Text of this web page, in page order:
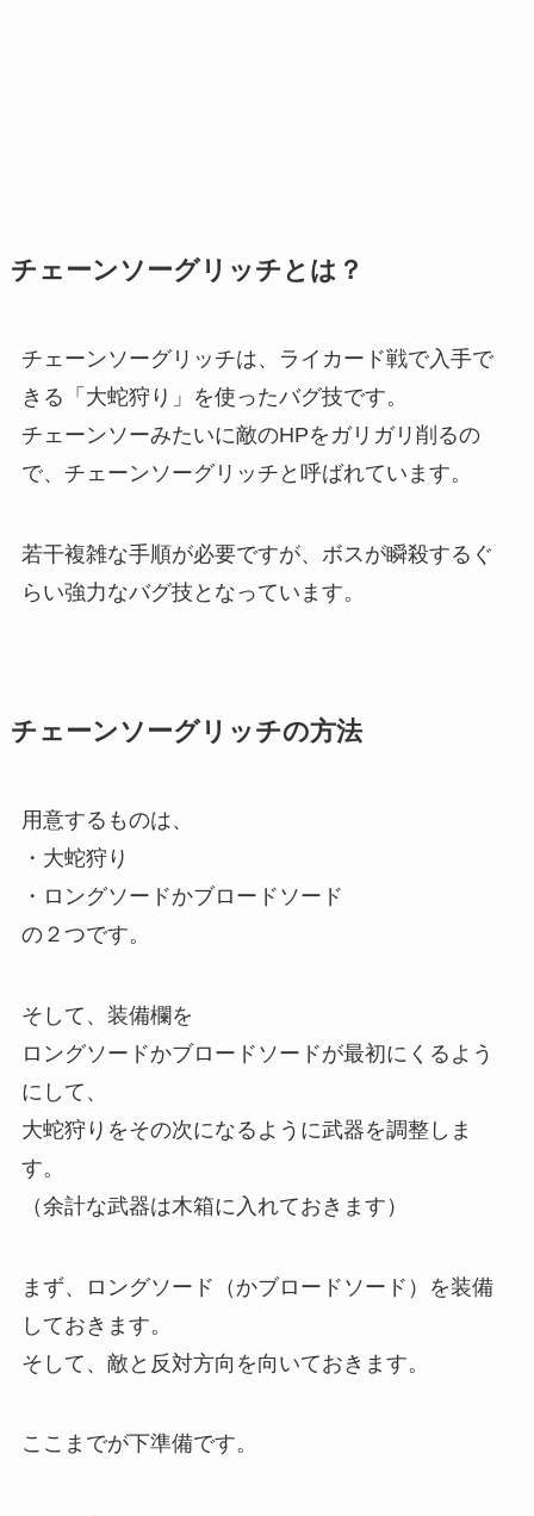
チェーンソーグリッチとは？
チェーンソーグリッチは、ライカード戦で入手で
きる「大蛇狩り」を使ったバグ技です。
チェーンソーみたいに敵のHPをガリガリ削るの
で、チェーンソーグリッチと呼ばれています。
若干複雑な手順が必要ですが、ボスが瞬殺するぐ
らい強力なバグ技となっています。
チェーンソーグリッチの方法
用意するものは、
・大蛇狩り
・ロングソードかブロードソード
の２つです。
そして、装備欄を
ロングソードかブロードソードが最初にくるよう
にして、
大蛇狩りをその次になるように武器を調整しま
す。
（余計な武器は木箱に入れておきます）
まず、ロングソード（かブロードソード）を装備
しておきます。
そして、敵と反対方向を向いておきます。
ここまでが下準備です。